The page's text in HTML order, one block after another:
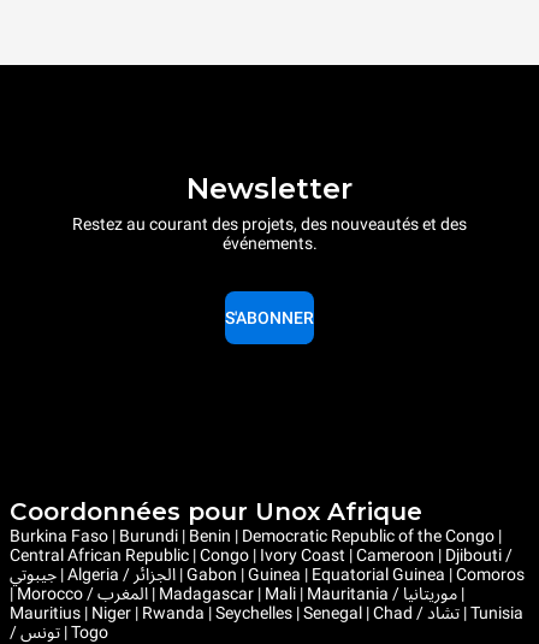
Newsletter
Restez au courant des projets, des nouveautés et des
événements.
S'ABONNER
Coordonnées pour Unox Afrique
Burkina Faso | Burundi | Benin | Democratic Republic of the Congo |
Central African Republic | Congo | Ivory Coast | Cameroon | Djibouti /
جيبوتي | Algeria / الجزائر | Gabon | Guinea | Equatorial Guinea | Comoros
| Morocco / المغرب | Madagascar | Mali | Mauritania / موريتانيا |
Mauritius | Niger | Rwanda | Seychelles | Senegal | Chad / تشاد | Tunisia
/ تونس | Togo